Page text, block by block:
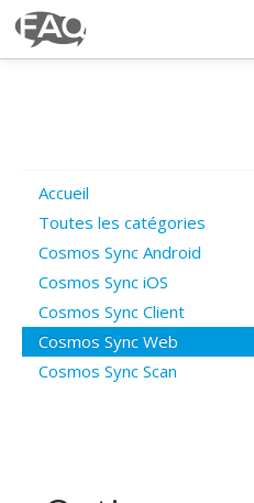
Poser une question
Questions ouvertes
Connexion
Accueil
Toutes les catégories
Cosmos Sync Android
Cosmos Sync iOS
Cosmos Sync Client
Cosmos Sync Web
Cosmos Sync Scan